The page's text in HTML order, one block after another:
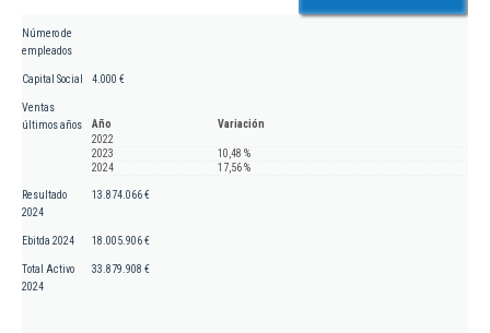
Número de
empleados
Capital Social 4.000 €
Ventas
últimos años
Año
Variación
2022
2023
10,48 %
2024
17,56 %
Resultado
2024
13.874.066 €
Ebitda 2024 18.005.906 €
Total Activo
2024
33.879.908 €